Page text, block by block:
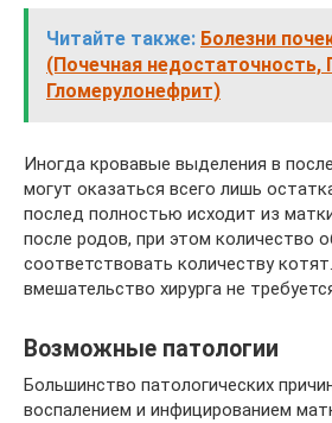
Читайте также: Болезни
(Почечная недостаточность,
Гломерулонефрит)
Иногда кровавые выделения в
могут оказаться всего лишь
послед полностью исходит из
после родов, при этом количество
соответствовать количеству
вмешательство хирурга не
Возможные патологии
Большинство патологических
воспалением и инфицированием